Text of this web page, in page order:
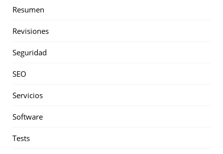
Resumen
Revisiones
Seguridad
SEO
Servicios
Software
Tests